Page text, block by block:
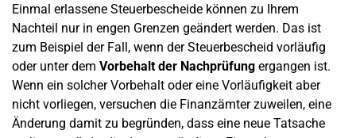
Einmal erlassene Steuerbescheide können zu Ihrem
Nachteil nur in engen Grenzen geändert werden. Das ist
zum Beispiel der Fall, wenn der Steuerbescheid vorläufig
oder unter dem Vorbehalt der Nachprüfung ergangen ist.
Wenn ein solcher Vorbehalt oder eine Vorläufigkeit aber
nicht vorliegen, versuchen die Finanzämter zuweilen, eine
Änderung damit zu begründen, dass eine neue Tatsache